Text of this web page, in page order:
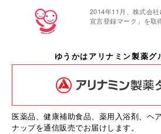
2014年11月、株式会
宣言登録マーク」を取
ゆうかはアリナミン製薬グ
医薬品、健康補助食品、薬用入浴剤、ヘ
ナップを通信販売でお届けします。